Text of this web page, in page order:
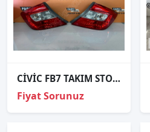
CİVİC FB7 TAKIM STOP ORJİNAL
Fiyat Sorunuz